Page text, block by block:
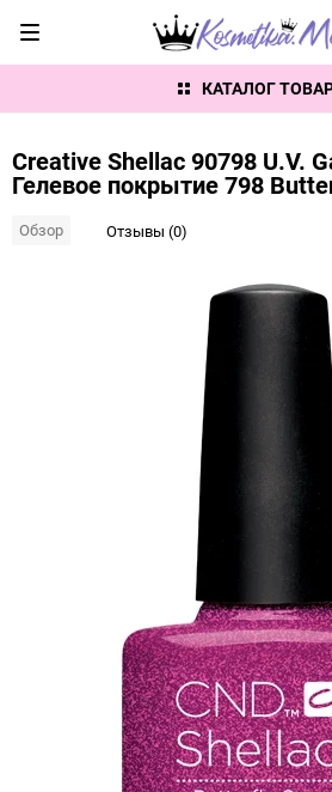
КАТАЛОГ
Creative Shellac 90798 U.V.
Гелевое покрытие 798
Обзор Отзывы (0)